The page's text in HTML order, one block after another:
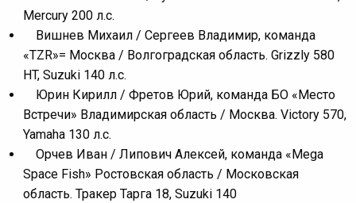
Mercury 200 л.с.
Вишнев Михаил / Сергеев Владимир, команда
«TZR»= Москва / Волгоградская область. Grizzly 580
HT, Suzuki 140 л.с.
Юрин Кирилл / Фретов Юрий, команда БО «Место
Встречи» Владимирская область / Москва. Victory 570,
Yamaha 130 л.с.
Орчев Иван / Липович Алексей, команда «Mega
Space Fish» Ростовская область / Московская
область. Тракер Тарга 18, Suzuki 140